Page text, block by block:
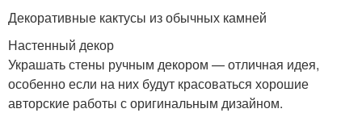
Декоративные кактусы из обычных камней
Настенный декор
Украшать стены ручным декором — отличная идея,
особенно если на них будут красоваться хорошие
авторские работы с оригинальным дизайном.